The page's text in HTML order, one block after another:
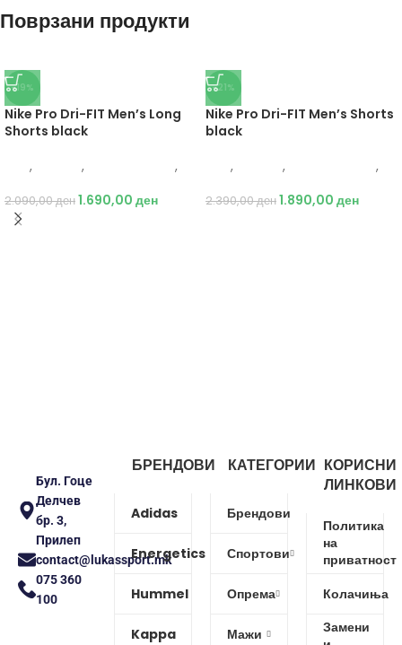
Поврзани продукти
-19%
Nike Pro Dri-FIT Men’s Long
Shorts black
, ,
,
2.090,00ден1.690,00 ден
-21%
Nike Pro Dri-FIT Men’s Shorts
black
, ,
,
2.390,00ден1.890,00 ден
Бул. Гоце
Делчев
бр. 3,
Прилеп
contact@lukassport.mk
075 360
100
БРЕНДОВИ
Adidas
Energetics
Hummel
Kappa
КАТЕГОРИИ
Брендови
Спортови
Опрема
Мажи
КОРИСНИ
ЛИНКОВИ
Политика
на
приватност
Колачиња
Замени